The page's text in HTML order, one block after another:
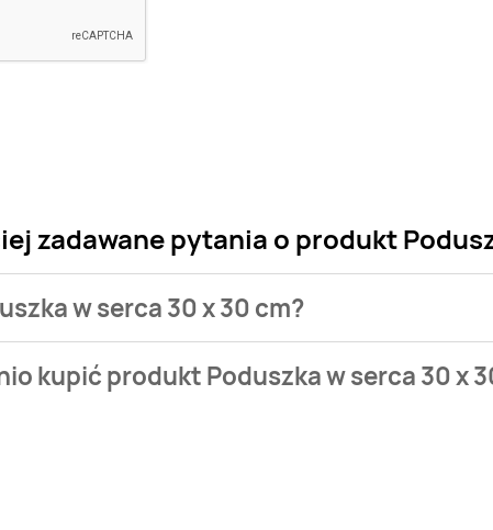
zadawane pytania o produkt
w serca 30 x 30 cm?
Leclerc. Poduszka w serca 30 x 30 cm kosztuje aktualnie
kupić produkt Poduszka w serca 30 x